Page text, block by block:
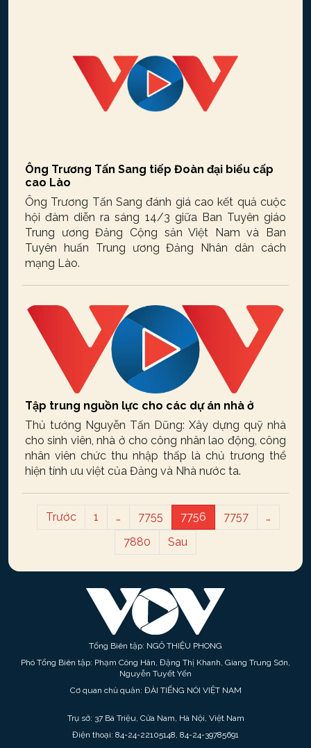
Ông Trương Tấn Sang tiếp Đoàn đại biểu cấp
cao Lào
Ông Trương Tấn Sang đánh giá cao kết quả cuộc
hội đàm diễn ra sáng 14/3 giữa Ban Tuyên giáo
Trung ương Đảng Cộng sản Việt Nam và Ban
Tuyên huấn Trung ương Đảng Nhân dân cách
mạng Lào.
Tập trung nguồn lực cho các dự án nhà ở
Thủ tướng Nguyễn Tấn Dũng: Xây dựng quỹ nhà
cho sinh viên, nhà ở cho công nhân lao động, công
nhân viên chức thu nhập thấp là chủ trương thể
hiện tính ưu việt của Đảng và Nhà nước ta.
Trước 1 … 7755 7756 7757
…
7880
Sau
Tổng Biên tập: NGÔ THIỆU PHONG
Phó Tổng Biên tập: Phạm Công Hân, Đặng Thị Khanh, Giang Trung Sơn,
Nguyễn Tuyết Yến
Cơ quan chủ quản: ĐÀI TIẾNG NÓI VIỆT NAM
Trụ sở: 37 Bà Triệu, Cửa Nam, Hà Nội, Việt Nam
Điện thoại: 84-24-22105148, 84-24-39785691